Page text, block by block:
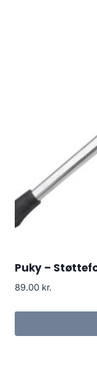
Puky –
89.00 kr.